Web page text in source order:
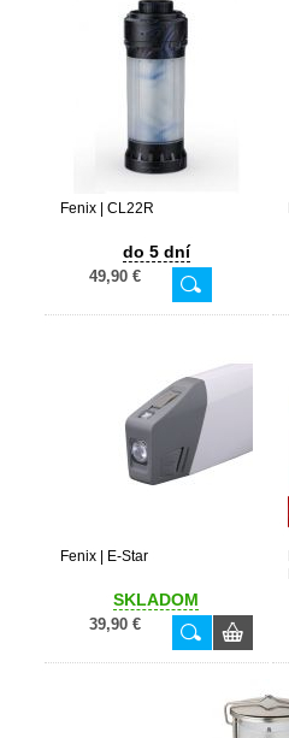
Fenix | CL22R
do 5 dní
49,90 €
Fenix | E-Star
SKLADOM
39,90 €